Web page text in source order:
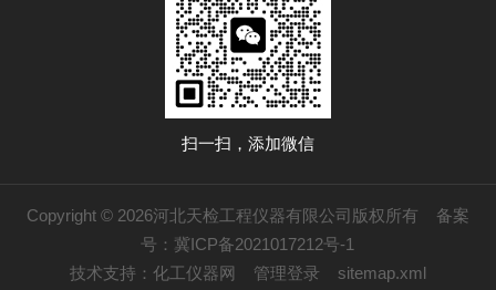
扫一扫，添加微信
Copyright © 2026河北天检工程仪器有限公司版权所有 备案
号：冀ICP备2021017212号-1
技术支持： 化工仪器网 管理登录 sitemap.xml